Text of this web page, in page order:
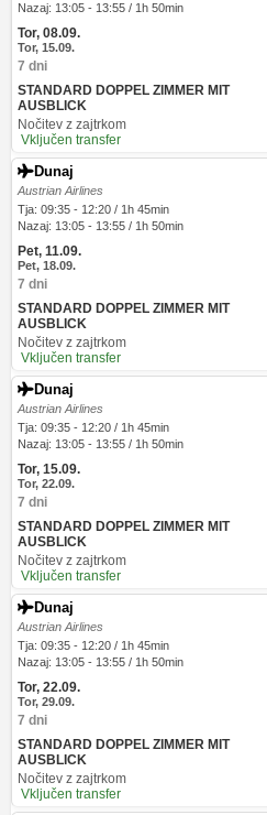
Nazaj: 13:05 - 13:55 / 1h 50min
Tor, 08.09.
Tor, 15.09.
7 dni
STANDARD DOPPEL ZIMMER MIT
AUSBLICK
Nočitev z zajtrkom
Vključen transfer
Dunaj
Austrian Airlines
Tja: 09:35 - 12:20 / 1h 45min
Nazaj: 13:05 - 13:55 / 1h 50min
Pet, 11.09.
Pet, 18.09.
7 dni
STANDARD DOPPEL ZIMMER MIT
AUSBLICK
Nočitev z zajtrkom
Vključen transfer
Dunaj
Austrian Airlines
Tja: 09:35 - 12:20 / 1h 45min
Nazaj: 13:05 - 13:55 / 1h 50min
Tor, 15.09.
Tor, 22.09.
7 dni
STANDARD DOPPEL ZIMMER MIT
AUSBLICK
Nočitev z zajtrkom
Vključen transfer
Dunaj
Austrian Airlines
Tja: 09:35 - 12:20 / 1h 45min
Nazaj: 13:05 - 13:55 / 1h 50min
Tor, 22.09.
Tor, 29.09.
7 dni
STANDARD DOPPEL ZIMMER MIT
AUSBLICK
Nočitev z zajtrkom
Vključen transfer